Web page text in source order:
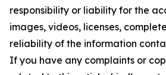
responsibility or liability for the
images, videos, licenses,
reliability of the information
If you have any complaints or